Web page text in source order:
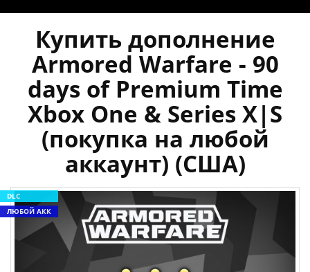
Купить дополнение
Armored Warfare - 90
days of Premium Time
Xbox One & Series X|S
(покупка на любой
аккаунт) (США)
DLC
ЛЮБОЙ АКК